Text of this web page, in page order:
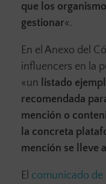
que los
gestionar«.
En el Anexo del
influencers en la
«un listado
recomendada
mención o
la concreta
mención se lleve
El comunicado de